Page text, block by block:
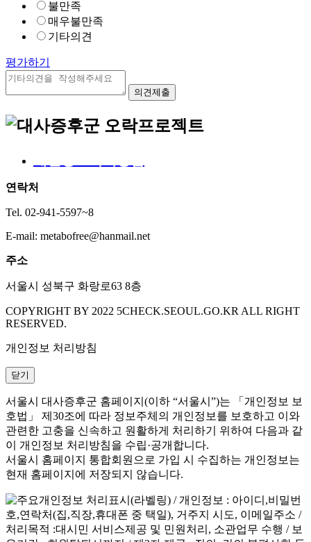
불만족
매우불만족
기타의견
평가하기
연락처
Tel. 02-941-5597~8
E-mail: metabofree@hanmail.net
주소
서울시 성북구 화랑로63 8층
COPYRIGHT BY 2022 5CHECK.SEOUL.GO.KR ALL RIGHT
RESERVED.
개인정보 처리방침
닫기
서울시 대사증후군 홈페이지(이하 “서울시”)는 「개인정보 보
호법」 제30조에 따라 정보주체의 개인정보를 보호하고 이와
관련한 고충을 신속하고 원활하게 처리하기 위하여 다음과 같
이 개인정보 처리방침을 수립·공개합니다.
서울시 홈페이지 통합회원으로 가입 시 수집하는 개인정보는
현재 홈페이지에 저장되지 않습니다.